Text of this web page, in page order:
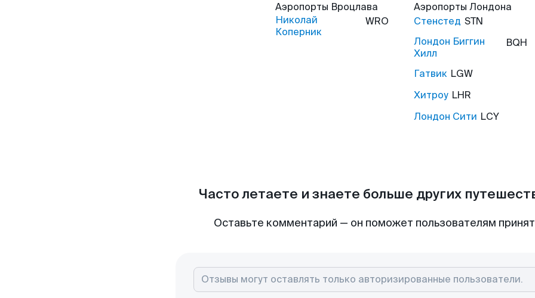
Аэропорты Вроцлава
Николай
Коперник
WRO
Аэропорты Лондона
Стенстед STN
Лондон Биггин
Хилл
BQH
Гатвик LGW
Хитроу LHR
Лондон Сити LCY
Часто летаете и знаете больше других
Оставьте комментарий — он поможет пользователям